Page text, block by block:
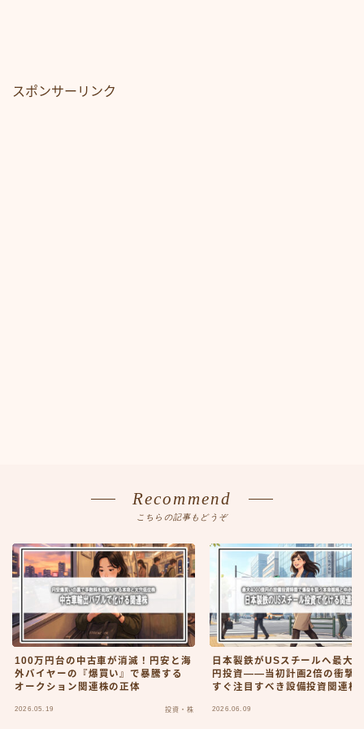
スポンサーリンク
Recommend
こちらの記事もどうぞ
100万円台の中古車が消滅！円安と海
外バイヤーの『爆買い』で暴騰する
オークション関連株の正体
2026.05.19 投資・株
日本製鉄がUSスチールへ最大
円投資――当初計画2倍の衝撃
すぐ注目すべき設備投資関連株
2026.06.09